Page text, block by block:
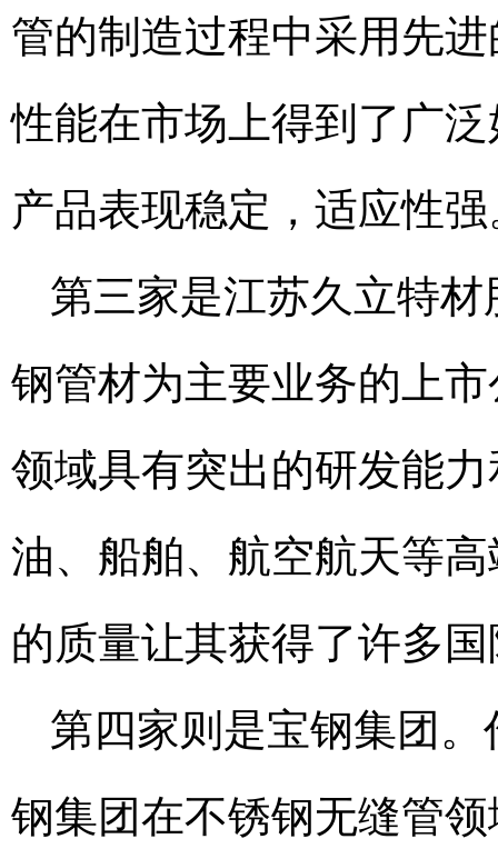
管的制造过程中采用先
性能在市场上得到了广
产品表现稳定，适应性强
第三家是江苏久立特
钢管材为主要业务的上
领域具有突出的研发能
油、船舶、航空航天等
的质量让其获得了许多
第四家则是宝钢集团
钢集团在不锈钢无缝管